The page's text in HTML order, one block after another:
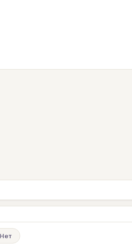
Нет